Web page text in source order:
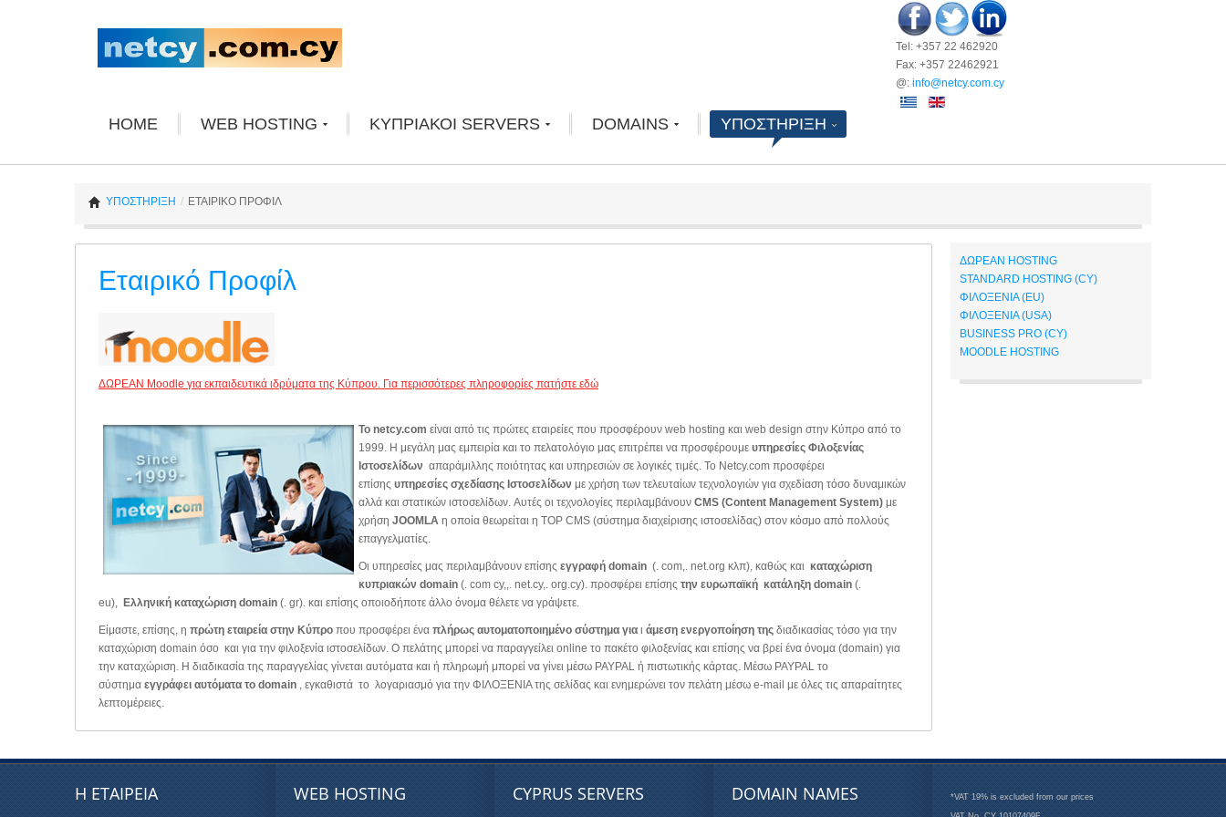
Tel: +357 22 462920
Fax: +357 22462921
@: info@netcy.com.cy
HOME WEB HOSTING ΚΥΠΡΙΑΚΟΙ SERVERS DOMAINS ΥΠΟΣΤΗΡΙΞΗ
ΥΠΟΣΤΗΡΙΞΗ / ΕΤΑΙΡΙΚΟ ΠΡΟΦΙΛ
Εταιρικό Προφίλ
ΔΩΡΕΑΝ Moodle για εκπαιδευτικά ιδρύματα της Κύπρου. Για περισσότερες πληροφορίες πατήστε εδώ
Το netcy.com είναι από τις πρώτες εταιρείες που προσφέρουν web hosting και web design στην Κύπρο από το
1999. Η μεγάλη μας εμπειρία και το πελατολόγιο μας επιτρέπει να προσφέρουμε υπηρεσίες Φιλοξενίας
Ιστοσελίδων απαράμιλλης ποιότητας και υπηρεσιών σε λογικές τιμές. Το Netcy.com προσφέρει
επίσης υπηρεσίες σχεδίασης Ιστοσελίδων με χρήση των τελευταίων τεχνολογιών για σχεδίαση τόσο δυναμικών
αλλά και στατικών ιστοσελίδων. Αυτές οι τεχνολογίες περιλαμβάνουν CMS (Content Management System) με
χρήση JOOMLA η οποία θεωρείται η TOP CMS (σύστημα διαχείρισης ιστοσελίδας) στον κόσμο από πολλούς
επαγγελματίες.
Οι υπηρεσίες μας περιλαμβάνουν επίσης εγγραφή domain (. com,. net.org κλπ), καθώς και καταχώριση
κυπριακών domain (. com cy,,. net.cy,. org.cy). προσφέρει επίσης την ευρωπαϊκή κατάληξη domain (.
eu), Ελληνική καταχώριση domain (. gr). και επίσης οποιοδήποτε άλλο όνομα θέλετε να γράψετε.
Είμαστε, επίσης, η πρώτη εταιρεία στην Κύπρο που προσφέρει ένα πλήρως αυτοματοποιημένο σύστημα για ι άμεση ενεργοποίηση της διαδικασίας τόσο για την
καταχώριση domain όσο και για την φιλοξενία ιστοσελίδων. Ο πελάτης μπορεί να παραγγείλει online το πακέτο φιλοξενίας και επίσης να βρεί ένα όνομα (domain) για
την καταχώριση. Η διαδικασία της παραγγελίας γίνεται αυτόματα και ή πληρωμή μπορεί να γίνει μέσω PAYPAL ή πιστωτικής κάρτας. Μέσω PAYPAL το
σύστημα εγγράφει αυτόματα το domain , εγκαθιστά το λογαριασμό για την ΦΙΛΟΞΕΝΙΑ της σελίδας και ενημερώνει τον πελάτη μέσω e-mail με όλες τις απαραίτητες
λεπτομέρειες.
ΔΩΡΕΑΝ HOSTING
STANDARD HOSTING (CY)
ΦΙΛΟΞΕΝΙΑ (EU)
ΦΙΛΟΞΕΝΙΑ (USA)
BUSINESS PRO (CY)
MOODLE HOSTING
Η ΕΤΑΙΡΕΙΑ WEB HOSTING CYPRUS SERVERS DOMAIN NAMES *VAT 19% is excluded from our prices